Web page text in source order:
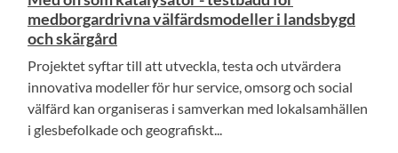
medborgardrivna välfärdsmodeller i landsbygd
och skärgård
Projektet syftar till att utveckla, testa och utvärdera
innovativa modeller för hur service, omsorg och social
välfärd kan organiseras i samverkan med lokalsamhällen
i glesbefolkade och geografiskt...